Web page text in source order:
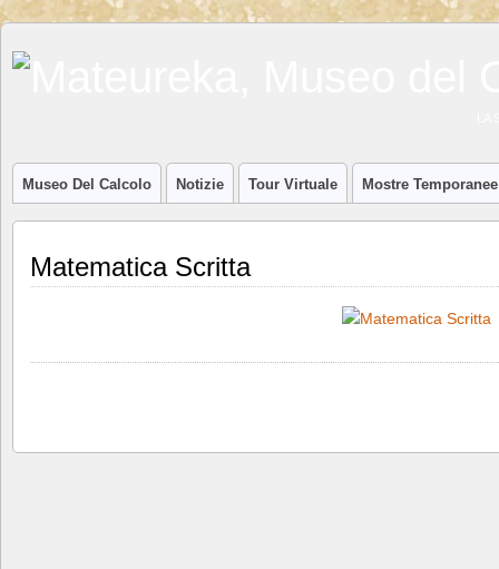
Museo Del Calcolo Notizie Tour Virtuale Mostre Temporanee
Matematica Scritta